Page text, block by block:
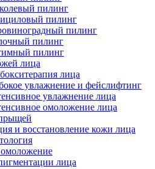
пилинг
пилинг
пилинг
пилинг
пилинг
лица
лица
увлажнение и фейслифтинг
увлажнение лица
омоложение лица
и восстановление кожи лица
лица